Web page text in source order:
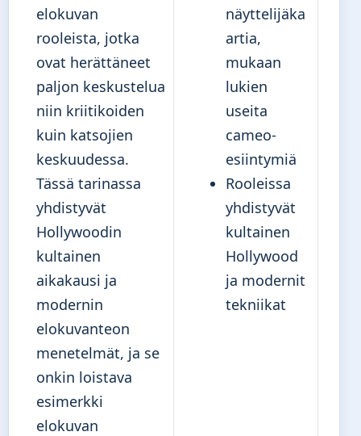
elokuvan
rooleista, jotka
ovat herättäneet
paljon keskustelua
niin kriitikoiden
kuin katsojien
keskuudessa.
Tässä tarinassa
yhdistyvät
Hollywoodin
kultainen
aikakausi ja
modernin
elokuvanteon
menetelmät, ja se
onkin loistava
esimerkki
elokuvan
näyttelijäka
artia,
mukaan
lukien
useita
cameo-
esiintymiä
Rooleissa
yhdistyvät
kultainen
Hollywood
ja modernit
tekniikat